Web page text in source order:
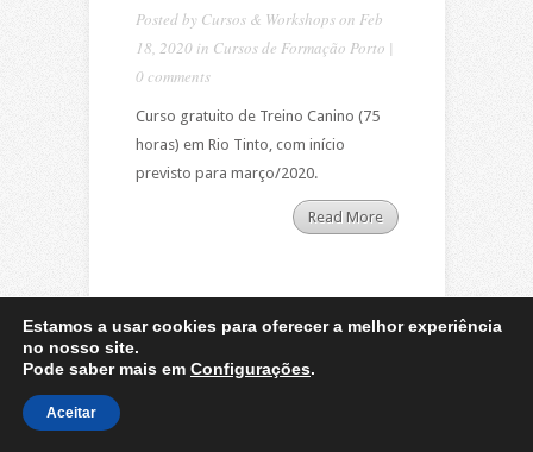
Posted by Cursos & Workshopson Feb
18, 2020 in Cursos de Formação Porto |
0 comments
Curso gratuito de Treino Canino (75
horas) em Rio Tinto, com início
previsto para março/2020.
Read More
Designed by
Estamos a usar cookies para oferecer a melhor experiência
no nosso site.
Pode saber mais em Configurações.
Aceitar